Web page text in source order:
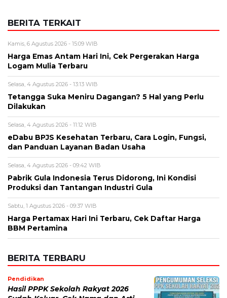
BERITA TERKAIT
Kamis, 6 Agustus 2026 - 15:09 WIB
Harga Emas Antam Hari Ini, Cek Pergerakan Harga
Logam Mulia Terbaru
Selasa, 4 Agustus 2026 - 13:13 WIB
Tetangga Suka Meniru Dagangan? 5 Hal yang Perlu
Dilakukan
Selasa, 4 Agustus 2026 - 11:12 WIB
eDabu BPJS Kesehatan Terbaru, Cara Login, Fungsi,
dan Panduan Layanan Badan Usaha
Selasa, 4 Agustus 2026 - 09:42 WIB
Pabrik Gula Indonesia Terus Didorong, Ini Kondisi
Produksi dan Tantangan Industri Gula
Sabtu, 1 Agustus 2026 - 09:37 WIB
Harga Pertamax Hari Ini Terbaru, Cek Daftar Harga
BBM Pertamina
BERITA TERBARU
Pendidikan
Hasil PPPK Sekolah Rakyat 2026